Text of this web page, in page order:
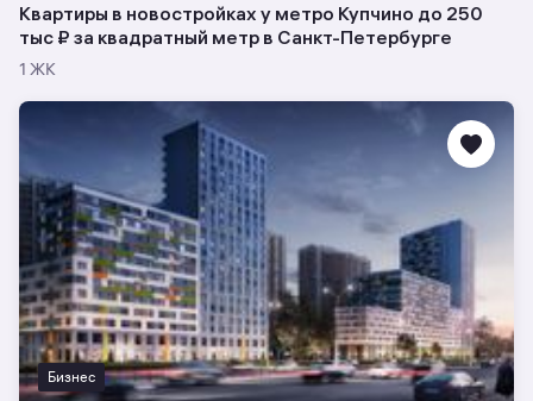
Квартиры в новостройках у метро Купчино до 250
тыс ₽ за квадратный метр в Санкт-Петербурге
1 ЖК
Бизнес